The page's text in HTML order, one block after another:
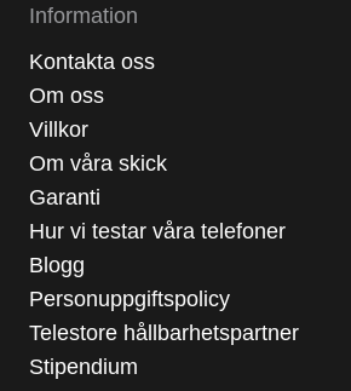
Information
Kontakta oss
Om oss
Villkor
Om våra skick
Garanti
Hur vi testar våra telefoner
Blogg
Personuppgiftspolicy
Telestore hållbarhetspartner
Stipendium